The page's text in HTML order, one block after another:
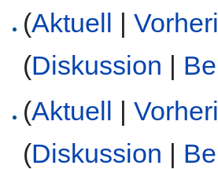
(Aktuell |
(Diskussion
(Aktuell |
(Diskussion |